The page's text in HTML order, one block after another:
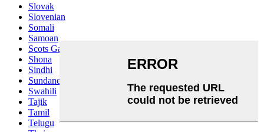
Slovak
Slovenian
Somali
Samoan
Scots Gaelic
Shona
Sindhi
Sundanese
Swahili
Tajik
Tamil
Telugu